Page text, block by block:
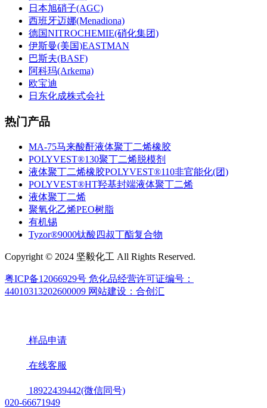
日本旭硝子(AGC)
西班牙迈娜(Menadiona)
德国NITROCHEMIE(硝化集团)
伊斯曼(美国)EASTMAN
巴斯夫(BASF)
阿科玛(Arkema)
欧宝迪
日东化成株式会社
热门产品
MA-75马来酸酐液体聚丁二烯橡胶
POLYVEST®130聚丁二烯脱模剂
液体聚丁二烯橡胶POLYVEST®110非官能化(团)
POLYVEST®HT羟基封端液体聚丁二烯
液体聚丁二烯
聚氧化乙烯PEO树脂
有机锡
Tyzor®9000钛酸四叔丁酯复合物
Copyright © 2024 坚毅化工 All Rights Reserved.
粤ICP备12066929号 危化品经营许可证编号：
44010313202600009 网站建设：合创汇
样品申请
在线客服
18922439442(微信同号)
020-66671949